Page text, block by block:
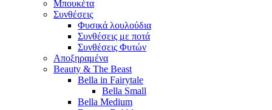
Μπουκέτα
Συνθέσεις
Φυσικά λουλούδια
Συνθέσεις με ποτά
Συνθέσεις Φυτών
Αποξηραμένα
Beauty & The Beast
Bella in Fairytale
Bella Small
Bella Medium